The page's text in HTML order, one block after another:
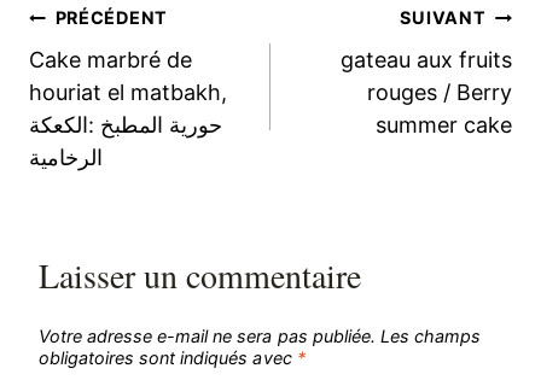
Navigation
de
l’article
PRÉCÉDENT
Cake marbré de
houriat el matbakh,
حورية المطبخ :الكعكة
الرخامية
SUIVANT
gateau aux fruits
rouges / Berry
summer cake
Laisser un commentaire
Votre adresse e-mail ne sera pas publiée. Les champs
obligatoires sont indiqués avec *